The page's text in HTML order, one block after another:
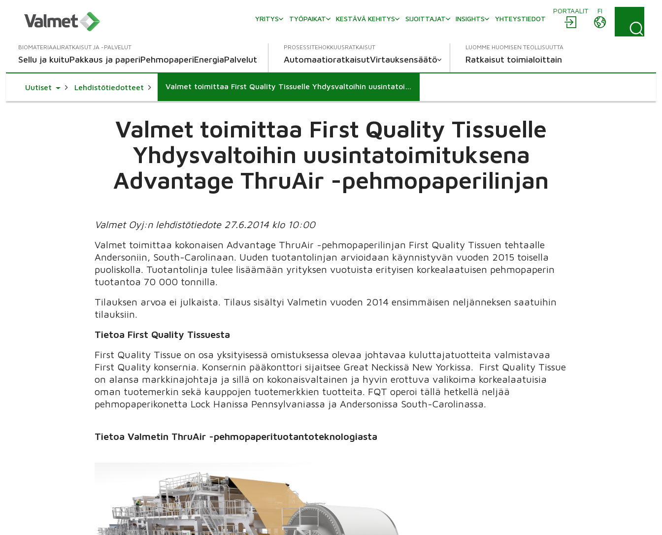
PORTAALIT
FI
YRITYS
TYÖPAIKAT KESTÄVÄ KEHITYS SIJOITTAJAT INSIGHTS YHTEYSTIEDOT
BIOMATERIAALIRATKAISUT JA -PALVELUT
Sellu ja kuituPakkaus ja paperiPehmopaperiEnergiaPalvelut
PROSESSITEHOKKUUSRATKAISUT
AutomaatioratkaisutVirtauksensäätö
LUOMME HUOMISEN TEOLLISUUTTA
Ratkaisut toimialoittain
Uutiset Toggle Dropdown
Lehdistötiedotteet Valmet toimittaa First Quality Tissuelle Yhdysvaltoihin uusintatoimituksena Advantage ThruAir -pehmopaperilinjan
Valmet toimittaa First Quality Tissuelle
Yhdysvaltoihin uusintatoimituksena
Advantage ThruAir -pehmopaperilinjan
Valmet Oyj:n lehdistötiedote 27.6.2014 klo 10:00
Valmet toimittaa kokonaisen Advantage ThruAir -pehmopaperilinjan First Quality Tissuen tehtaalle
Andersoniin, South-Carolinaan. Uuden tuotantolinjan arvioidaan käynnistyvän vuoden 2015 toisella
puoliskolla. Tuotantolinja tulee lisäämään yrityksen vuotuista erityisen korkealaatuisen pehmopaperin
tuotantoa 70 000 tonnilla.
Tilauksen arvoa ei julkaista. Tilaus sisältyi Valmetin vuoden 2014 ensimmäisen neljänneksen saatuihin
tilauksiin.
Tietoa First Quality Tissuesta
First Quality Tissue on osa yksityisessä omistuksessa olevaa johtavaa kuluttajatuotteita valmistavaa
First Quality konsernia. Konsernin pääkonttori sijaitsee Great Neckissä New Yorkissa. First Quality Tissue
on alansa markkinajohtaja ja sillä on kokonaisvaltainen ja hyvin erottuva valikoima korkealaatuisia
oman tuotemerkin sekä kauppojen tuotemerkkien tuotteita. FQT operoi tällä hetkellä neljää
pehmopaperikonetta Lock Hanissa Pennsylvaniassa ja Andersonissa South-Carolinassa.
Tietoa Valmetin ThruAir -pehmopaperituotantoteknologiasta